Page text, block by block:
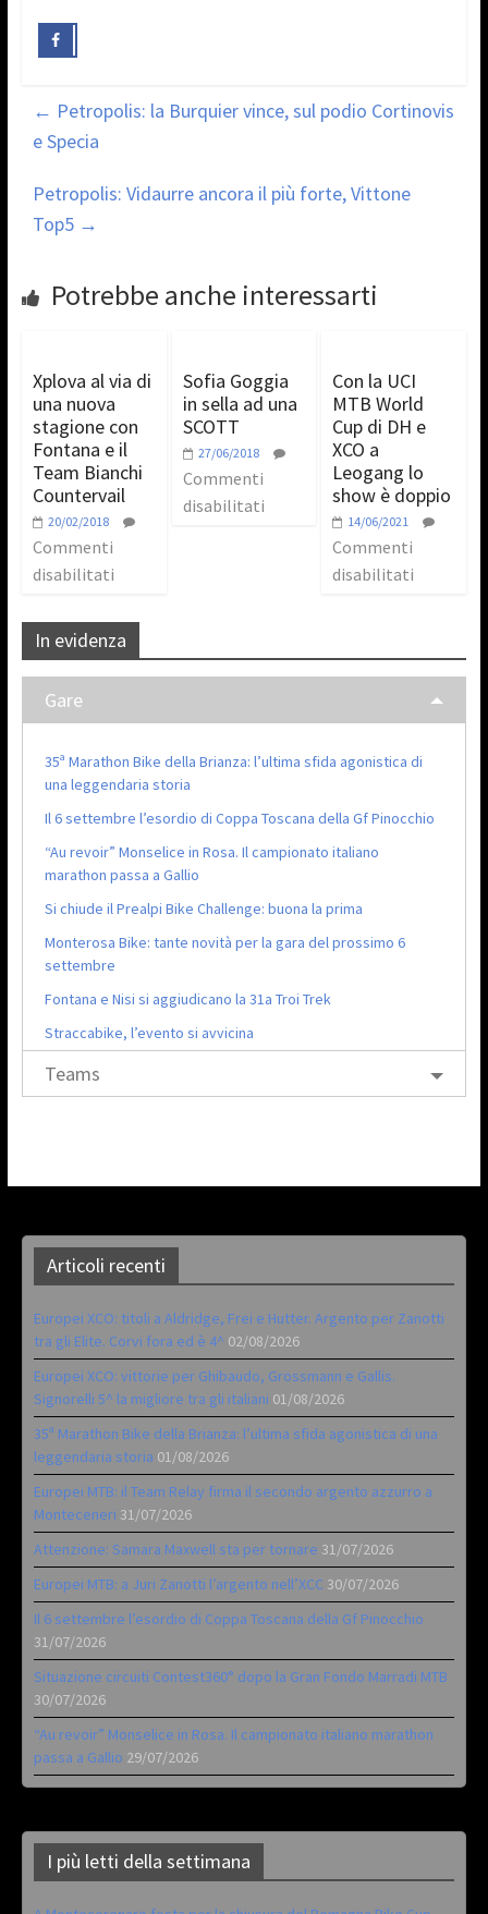
← Petropolis: la Burquier vince, sul podio Cortinovis
e Specia
Petropolis: Vidaurre ancora il più forte, Vittone
Top5 →
Potrebbe anche interessarti
Xplova al via di
una nuova
stagione con
Fontana e il
Team Bianchi
Countervail
20/02/2018
Commenti
disabilitati
Sofia Goggia
in sella ad una
SCOTT
27/06/2018
Commenti
disabilitati
Con la UCI
MTB World
Cup di DH e
XCO a
Leogang lo
show è doppio
14/06/2021
Commenti
disabilitati
In evidenza
Gare
35ª Marathon Bike della Brianza: l’ultima sfida agonistica di
una leggendaria storia
Il 6 settembre l’esordio di Coppa Toscana della Gf Pinocchio
“Au revoir” Monselice in Rosa. Il campionato italiano
marathon passa a Gallio
Si chiude il Prealpi Bike Challenge: buona la prima
Monterosa Bike: tante novità per la gara del prossimo 6
settembre
Fontana e Nisi si aggiudicano la 31a Troi Trek
Straccabike, l’evento si avvicina
Teams
Articoli recenti
Europei XCO: titoli a Aldridge, Frei e Hutter. Argento per Zanotti
tra gli Elite. Corvi fora ed è 4^ 02/08/2026
Europei XCO: vittorie per Ghibaudo, Grossmann e Gallis.
Signorelli 5^ la migliore tra gli italiani 01/08/2026
35ª Marathon Bike della Brianza: l’ultima sfida agonistica di una
leggendaria storia 01/08/2026
Europei MTB: il Team Relay firma il secondo argento azzurro a
Monteceneri 31/07/2026
Attenzione: Samara Maxwell sta per tornare 31/07/2026
Europei MTB: a Juri Zanotti l’argento nell’XCC 30/07/2026
Il 6 settembre l’esordio di Coppa Toscana della Gf Pinocchio
31/07/2026
Situazione circuiti Contest360° dopo la Gran Fondo Marradi MTB
30/07/2026
“Au revoir” Monselice in Rosa. Il campionato italiano marathon
passa a Gallio 29/07/2026
I più letti della settimana